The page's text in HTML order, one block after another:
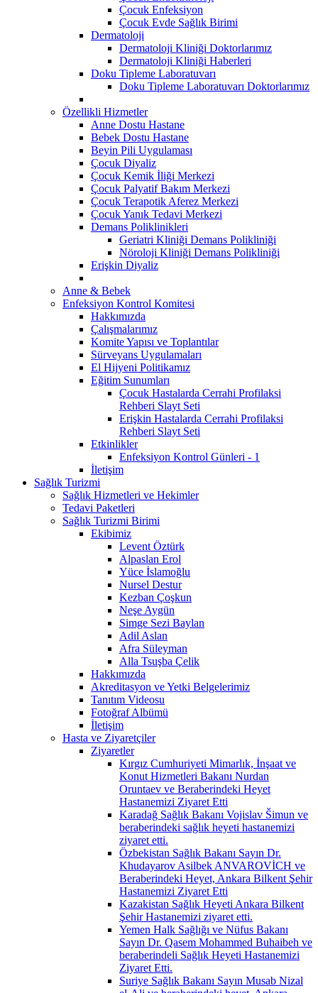
Çocuk Enfeksiyon
Çocuk Evde Sağlık Birimi
Dermatoloji
Dermatoloji Kliniği Doktorlarımız
Dermatoloji Kliniği Haberleri
Doku Tipleme Laboratuvarı
Doku Tipleme Laboratuvarı Doktorlarımız
Özellikli Hizmetler
Anne Dostu Hastane
Bebek Dostu Hastane
Beyin Pili Uygulaması
Çocuk Diyaliz
Çocuk Kemik İliği Merkezi
Çocuk Palyatif Bakım Merkezi
Çocuk Terapotik Aferez Merkezi
Çocuk Yanık Tedavi Merkezi
Demans Poliklinikleri
Geriatri Kliniği Demans Polikliniği
Nöroloji Kliniği Demans Polikliniği
Erişkin Diyaliz
Anne & Bebek
Enfeksiyon Kontrol Komitesi
Hakkımızda
Çalışmalarımız
Komite Yapısı ve Toplantılar
Sürveyans Uygulamaları
El Hijyeni Politikamız
Eğitim Sunumları
Çocuk Hastalarda Cerrahi Profilaksi
Rehberi Slayt Seti
Erişkin Hastalarda Cerrahi Profilaksi
Rehberi Slayt Seti
Etkinlikler
Enfeksiyon Kontrol Günleri - 1
İletişim
Sağlık Turizmi
Sağlık Hizmetleri ve Hekimler
Tedavi Paketleri
Sağlık Turizmi Birimi
Ekibimiz
Levent Öztürk
Alpaslan Erol
Yüce İslamoğlu
Nursel Destur
Kezban Çoşkun
Neşe Aygün
Simge Sezi Baylan
Adil Aslan
Afra Süleyman
Alla Tsuşba Çelik
Hakkımızda
Akreditasyon ve Yetki Belgelerimiz
Tanıtım Videosu
Fotoğraf Albümü
İletişim
Hasta ve Ziyaretçiler
Ziyaretler
Kırgız Cumhuriyeti Mimarlık, İnşaat ve
Konut Hizmetleri Bakanı Nurdan
Oruntaev ve Beraberindeki Heyet
Hastanemizi Ziyaret Etti
Karadağ Sağlık Bakanı Vojislav Šimun ve
beraberindeki sağlık heyeti hastanemizi
ziyaret etti.
Özbekistan Sağlık Bakanı Sayın Dr.
Khudayarov Asilbek ANVAROVİCH ve
Beraberindeki Heyet, Ankara Bilkent Şehir
Hastanemizi Ziyaret Etti
Kazakistan Sağlık Heyeti Ankara Bilkent
Şehir Hastanemizi ziyaret etti.
Yemen Halk Sağlığı ve Nüfus Bakanı
Sayın Dr. Qasem Mohammed Buhaibeh ve
beraberindeli Sağlık Heyeti Hastanemizi
Ziyaret Etti.
Suriye Sağlık Bakanı Sayın Musab Nizal